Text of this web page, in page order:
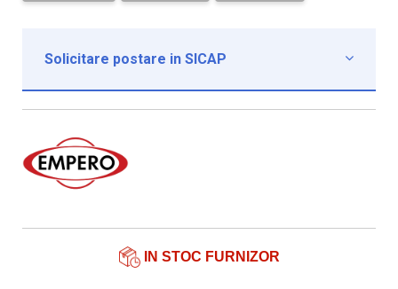
Solicitare postare in SICAP 
Institutie*
Nume contact*
IN STOC FURNIZOR